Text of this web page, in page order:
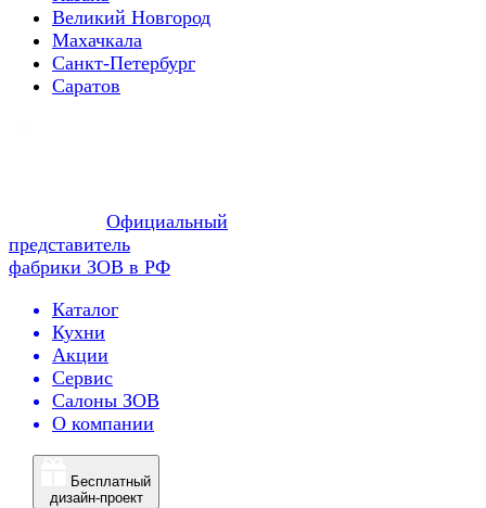
Великий Новгород
Махачкала
Санкт-Петербург
Саратов
Официальный
представитель
фабрики ЗОВ в РФ
Каталог
Кухни
Акции
Сервис
Салоны ЗОВ
О компании
Бесплатный
дизайн-проект